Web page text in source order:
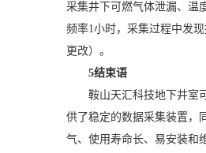
采集井下可燃气体泄漏、温
频率1小时，采集过程中发
更改）。
5结束语
鞍山天汇科技地下井室
供了稳定的数据采集装置，
气、使用寿命长、易安装和